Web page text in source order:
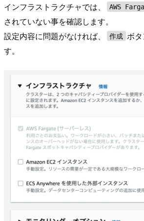
インフラストラクチャでは、 AWS
されていない事を確認します。
設定内容に問題がなければ、
作成 ボ
す。